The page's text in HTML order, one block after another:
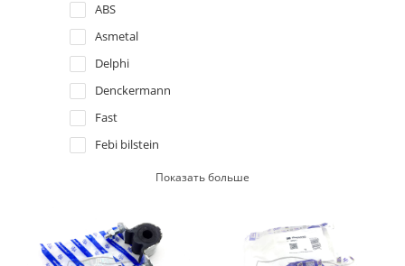
2006
2005
2004
2003
2001
ABS
Asmetal
Delphi
Denckermann
Fast
Febi bilstein
Lemforder
Metalcaucho
Показать больше